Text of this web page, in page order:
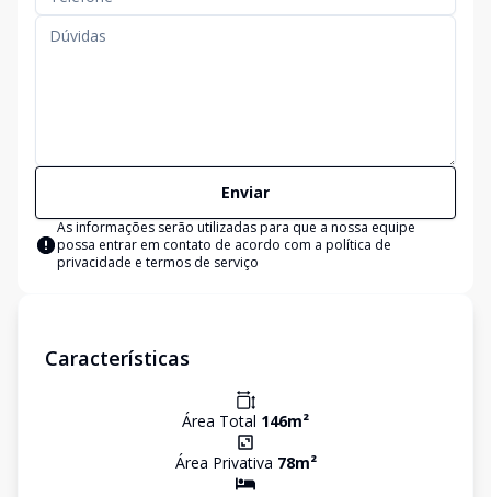
Enviar
As informações serão utilizadas para que a nossa equipe
possa entrar em contato de acordo com a política de
privacidade e termos de serviço
Características
Área Total 146m²
Área Privativa 78m²